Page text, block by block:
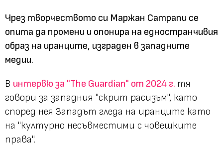
Чрез творчеството си Маржан Сатрапи се
опита да промени и опонира на едностранчивия
образ на иранците, изграден в западните
медии.
В интервю за "The Guardian" от 2024 г. тя
говори за западния "скрит расизъм", като
според нея Западът гледа на иранците като
на "културно несъвместими с човешките
права".